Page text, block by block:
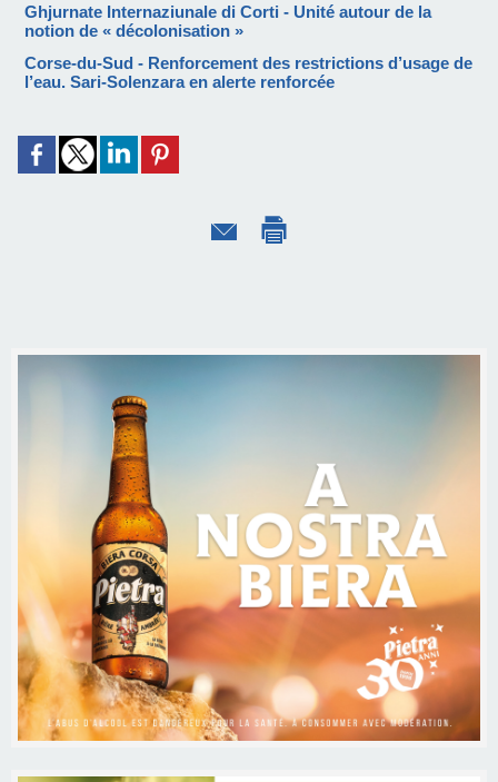
Ghjurnate Internaziunale di Corti - Unité autour de la
notion de « décolonisation »
Corse-du-Sud - Renforcement des restrictions d’usage de
l’eau. Sari-Solenzara en alerte renforcée